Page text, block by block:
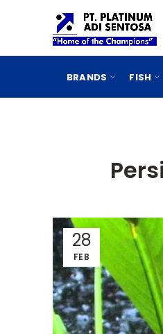
BRANDS FISH
28
FEB